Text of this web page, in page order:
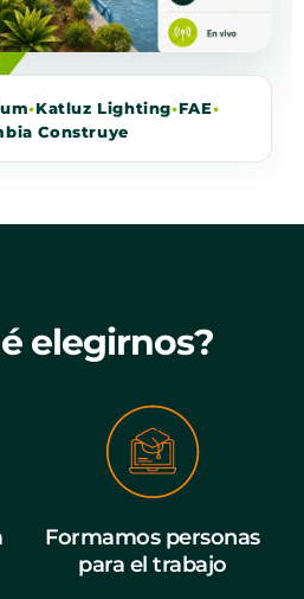
•Katluz Lighting•FAE•
Construye
elegirnos?
Formamos personas
para el trabajo